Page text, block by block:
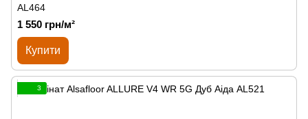
AL464
1 550 грн/м²
Купити
3